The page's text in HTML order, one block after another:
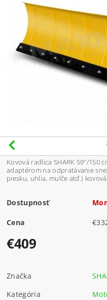
Kovová radlica SHARK 59"/150
adaptérom na odpratávanie
piesku, uhlia, mulče atď.)
Dostupnosť
Cena
€409
Značka
Kategória